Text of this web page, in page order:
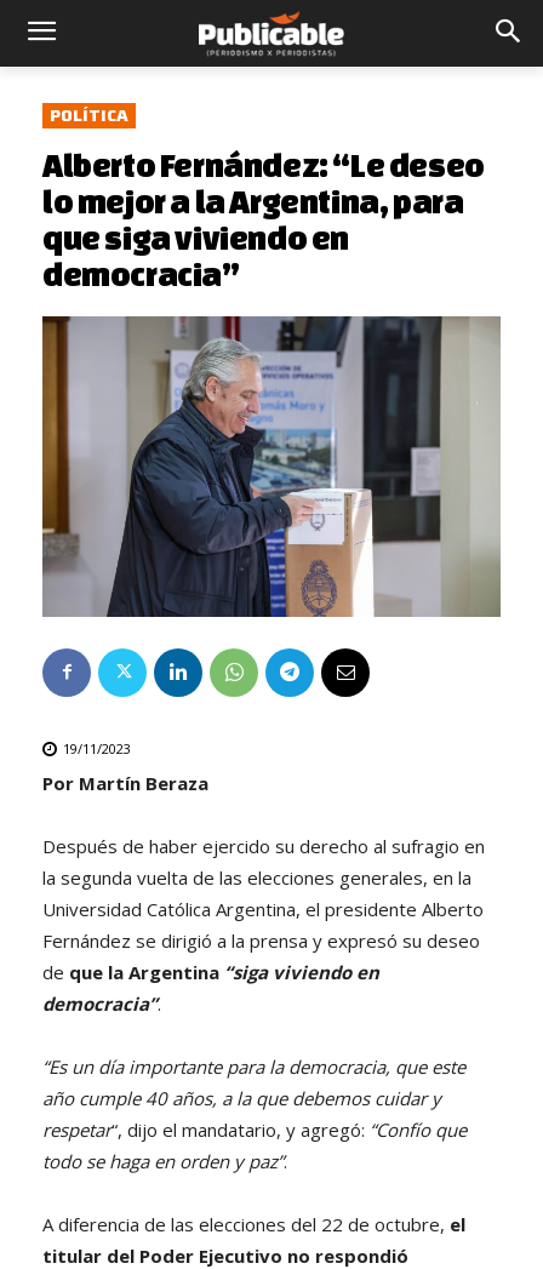
POLÍTICA
Alberto Fernández: “Le deseo
lo mejor a la Argentina, para
que siga viviendo en
democracia”
19/11/2023
Por Martín Beraza
Después de haber ejercido su derecho al sufragio en
la segunda vuelta de las elecciones generales, en la
Universidad Católica Argentina, el presidente Alberto
Fernández se dirigió a la prensa y expresó su deseo
de que la Argentina “siga viviendo en
democracia”.
“Es un día importante para la democracia, que este
año cumple 40 años, a la que debemos cuidar y
respetar“, dijo el mandatario, y agregó: “Confío que
todo se haga en orden y paz”.
A diferencia de las elecciones del 22 de octubre, el
titular del Poder Ejecutivo no respondió